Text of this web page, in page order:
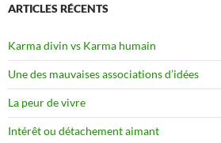
ARTICLES RÉCENTS
Karma divin vs Karma humain
Une des mauvaises associations d’idées
La peur de vivre
Intérêt ou détachement aimant